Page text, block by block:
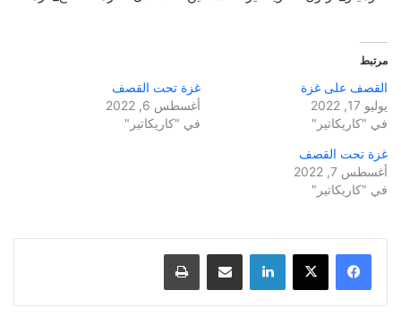
مرتبط
القصف على غزة
يوليو 17, 2022
في "كاريكاتير"
غزة تحت القصف
أغسطس 6, 2022
في "كاريكاتير"
غزة تحت القصف
أغسطس 7, 2022
في "كاريكاتير"
لينكدإن مشاركة عبر البريد طباعة